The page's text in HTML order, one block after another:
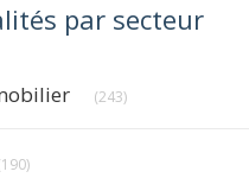
par secteur
(243)